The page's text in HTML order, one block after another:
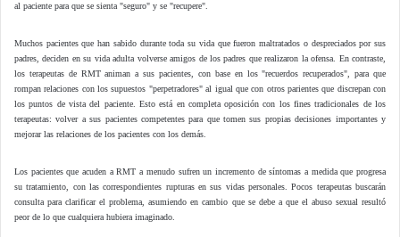
al paciente para que se sienta "seguro" y se "recupere".
Muchos pacientes que han sabido durante toda su vida que fueron maltratados o despreciados por sus
padres, deciden en su vida adulta volverse amigos de los padres que realizaron la ofensa. En contraste,
los terapeutas de RMT animan a sus pacientes, con base en los "recuerdos recuperados", para que
rompan relaciones con los supuestos "perpetradores" al igual que con otros parientes que discrepan con
los puntos de vista del paciente. Esto está en completa oposición con los fines tradicionales de los
terapeutas: volver a sus pacientes competentes para que tomen sus propias decisiones importantes y
mejorar las relaciones de los pacientes con los demás.
Los pacientes que acuden a RMT a menudo sufren un incremento de síntomas a medida que progresa
su tratamiento, con las correspondientes rupturas en sus vidas personales. Pocos terapeutas buscarán
consulta para clarificar el problema, asumiendo en cambio que se debe a que el abuso sexual resultó
peor de lo que cualquiera hubiera imaginado.